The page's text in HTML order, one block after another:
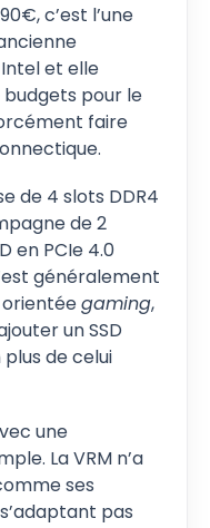
c’est l’une
et elle
pour le
faire
de 4 slots DDR4
de 2
en PCIe 4.0
généralement
gaming,
un SSD
de celui
une
La VRM n’a
ses
pas